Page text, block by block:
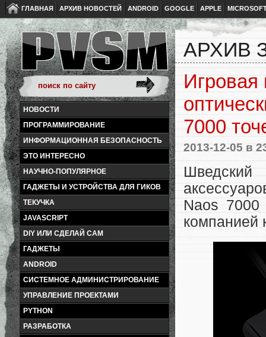
ГЛАВНАЯ АРХИВ НОВОСТЕЙ ANDROID GOOGLE APPLE
НОВОСТИ
ПРОГРАММИРОВАНИЕ
ИНФОРМАЦИОННАЯ БЕЗОПАСНОСТЬ
ЭТО ИНТЕРЕСНО
НАУЧНО-ПОПУЛЯРНОЕ
ГАДЖЕТЫ И УСТРОЙСТВА ДЛЯ ГИКОВ
ТЕКУЧКА
JAVASCRIPT
DIY ИЛИ СДЕЛАЙ САМ
ГАДЖЕТЫ
ANDROID
СИСТЕМНОЕ АДМИНИСТРИРОВАНИЕ
УПРАВЛЕНИЕ ПРОЕКТАМИ
PYTHON
РАЗРАБОТКА
АРХИВ
7000
2013-12-05 в
Шведский
Naos 7000
компанией